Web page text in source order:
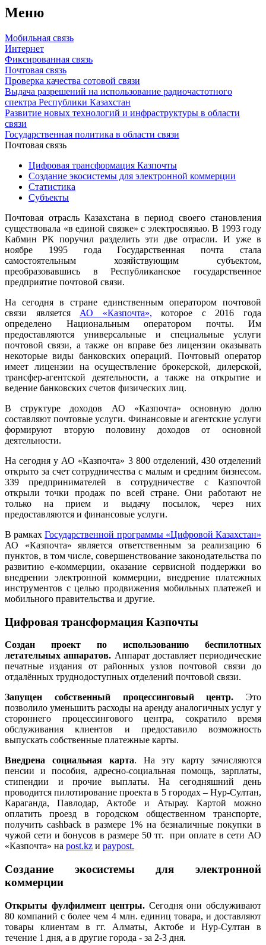
Меню
Мобильная связь
Интернет
Фиксированная связь
Почтовая связь
Проверка качества сотовой связи
Выдача разрешений на использование радиочастотного
спектра Республики Казахстан
Развитие новых технологий и инфраструктуры в области
связи
Государственная политика в области связи
Почтовая связь
Цифровая трансформация Казпочты
Создание экосистемы для электронной коммерции
Статистика
Субъекты
Почтовая отрасль Казахстана в период своего становления
существовала «в единой связке» с электросвязью. В 1993 году
Кабмин РК поручил разделить эти две отрасли. И уже в
ноябре 1995 года Государственная почта стала
самостоятельным хозяйствующим субъектом,
преобразовавшись в Республиканское государственное
предприятие почтовой связи.
На сегодня в стране единственным оператором почтовой
связи является АО «Казпочта», которое с 2016 года
определено Национальным оператором почты. Им
предоставляются универсальные и специальные услуги
почтовой связи, а также он вправе без лицензии оказывать
некоторые виды банковских операций. Почтовый оператор
имеет лицензии на осуществление брокерской, дилерской,
трансфер-агентской деятельности, а также на открытие и
ведение банковских счетов физических лиц.
В структуре доходов АО «Казпочта» основную долю
составляют почтовые услуги. Финансовые и агентские услуги
формируют вторую половину доходов от основной
деятельности.
На сегодня у АО «Казпочта» 3 800 отделений, 430 отделений
открыто за счет сотрудничества с малым и средним бизнесом.
339 предпринимателей в сотрудничестве с Казпочтой
открыли точки продаж по всей стране. Они работают не
только на прием и выдачу посылок, через них
предоставляются и финансовые услуги.
В рамкахГосударственной программы «Цифровой Казахстан»
АО «Казпочта» является ответственным за реализацию 6
пунктов, в том числе, совершенствование законодательства по
развитию е-коммерции, оказание сервисной поддержки во
внедрении электронной коммерции, внедрение платежных
инструментов с целью продвижения мобильных платежей и
мобильного правительства и другие.
Цифровая трансформация Казпочты
Создан проект по использованию беспилотных
летательных аппаратов. Аппарат доставляет периодические
печатные издания от районных узлов почтовой связи до
отдалённых труднодоступных отделений почтовой связи.
Запущен собственный процессинговый центр. Это
позволило уменьшить расходы на аренду аналогичных услуг у
стороннего процессингового центра, сократило время
обслуживания клиентов и предоставило возможность
выпускать собственные платежные карты.
Внедрена социальная карта. На эту карту зачисляются
пенсии и пособия, адресно-социальная помощь, зарплаты,
стипендии и прочие выплаты. На сегодняшний день
проводится пилотирование проекта в 5 городах – Нур-Султан,
Караганда, Павлодар, Актобе и Атырау. Картой можно
оплатить проезд в городском общественном транспорте,
получить cashback в размере 1% на безналичные покупки в
чужой сети и бонусов в размере 50 тг. при оплате в сети АО
«Казпочта» на post.kz и paypost.
Создание экосистемы для электронной
коммерции
Открыты фулфилмент центры. Сегодня они обслуживают
80 компаний с более чем 4 млн. единиц товара, и доставляют
товары клиентам в гг. Алматы, Актобе и Нур-Султан в
течение 1 дня, а в другие города - за 2-3 дня.